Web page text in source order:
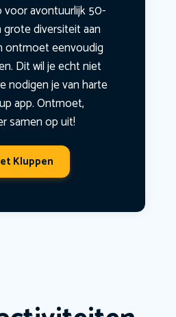
voor avontuurlijk 50-
grote diversiteit aan
ontmoet eenvoudig
Dit wil je echt niet
nodigen je van harte
app. Ontmoet,
samen op uit!
Kluppen